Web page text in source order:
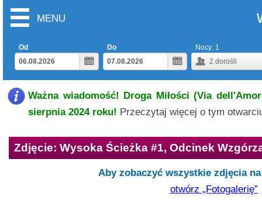
MENU
Od
Do
2 dorośli
Nocy: 1
Ważna wiadomość! Droga Miłości (Via
sierpnia 2024 roku! Przeczytaj więcej o tym
Zdjęcie: Wysoka Ścieżka #1, Odcinek
Aby zobaczyć wszystkie zdjęcia
otwórz „Fotogalerię”